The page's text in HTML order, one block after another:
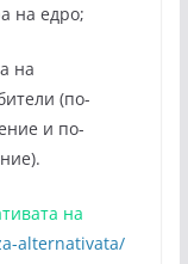
на едро;
на
(по-
и по-
на
alternativata/